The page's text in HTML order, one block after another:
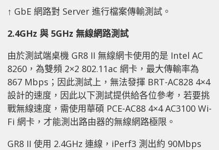
↑ GbE 網路對 Server 進行檔案傳輸測試。
2.4GHz 與 5GHz 無線網路測試
由於測試端桌機 GR8 II 無線網卡使用的是 Intel AC
8260，為雙頻 2×2 802.11ac 網卡，最大傳輸率為
867 Mbps；因此測試上，無法發揮 BRT-AC828 4×4
設計的速度，因此以下測試提供給各位參考，若要挑
戰無線速度，需使用華碩 PCE-AC88 4×4 AC3100 Wi-
Fi 網卡，才能測出路由器的無線網路極限。
GR8 II 使用 2.4GHz 連線，iPerf3 測出約 90Mbps